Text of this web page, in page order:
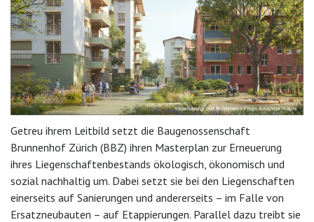
Getreu ihrem Leitbild setzt die Baugenossenschaft
Brunnenhof Zürich (BBZ) ihren Masterplan zur Erneuerung
ihres Liegenschaftenbestands ökologisch, ökonomisch und
sozial nachhaltig um. Dabei setzt sie bei den Liegenschaften
einerseits auf Sanierungen und andererseits – im Falle von
Ersatzneubauten – auf Etappierungen. Parallel dazu treibt sie